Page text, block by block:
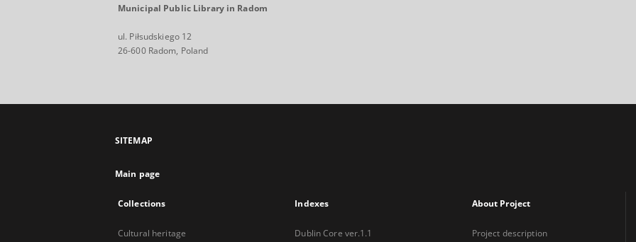
Municipal Public Library in Radom
ul. Piłsudskiego 12
26-600 Radom, Poland
SITEMAP
Main page
Collections
Cultural heritage
Indexes
Dublin Core ver.1.1
About Project
Project description